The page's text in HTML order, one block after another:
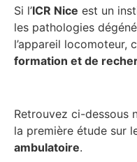
Si l’ICR Nice est un
les pathologies
l’appareil locomoteur,
formation et de
Retrouvez ci-dessous
la première étude sur
ambulatoire.